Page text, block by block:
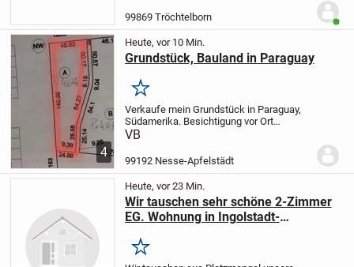
so dass es zukünftig bebaut werden
99869 Tröchtelborn
4
Heute, vor 10 Min.
Grundstück, Bauland in Paraguay
Merken
Verkaufe mein Grundstück in Paraguay,
Südamerika. Besichtigung vor Ort
möglich, mein Onkel (wohnhaft in
Verkauf ab. Titel vorhanden. Er hat eine
Vollmacht von...
VB
99192 Nesse-Apfelstädt
Heute, vor 23 Min.
Wir tauschen sehr schöne 2-Zimmer
EG. Wohnung in Ingolstadt-
Merken